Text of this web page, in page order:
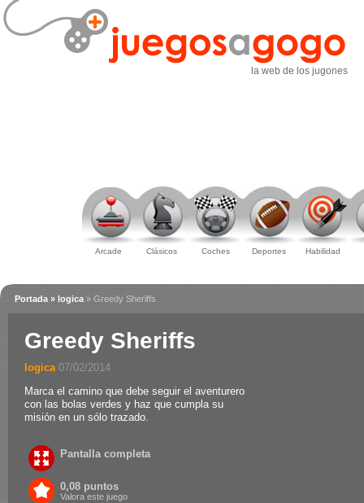
la web de los jugones
Arcade Clásicos Coches Deportes Habilidad
Portada » logica » Greedy Sheriffs
Greedy Sheriffs
logica. 07/02/2014
Marca el camino que debe seguir el aventurero
con las bolas verdes y haz que cumpla su
misión en un sólo trazado.
Pantalla completa
0,08 puntos
Valora este juego